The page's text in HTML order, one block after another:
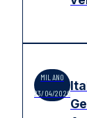
MILANO
23/04/2026